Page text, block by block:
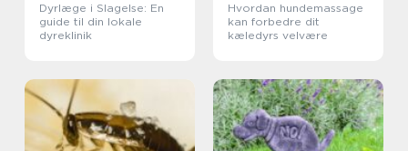
Dyrlæge i Slagelse: En
guide til din lokale
dyreklinik
Hvordan hundemassage
kan forbedre dit
kæledyrs velvære